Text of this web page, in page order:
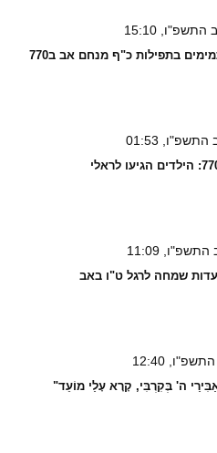
15:10
בתפילות כ"ף מנחם אב ב770
01:53
11:09
12:40
ה' בְּקִרְבִּי, קָרָא עָלַי מוֹעֵד"